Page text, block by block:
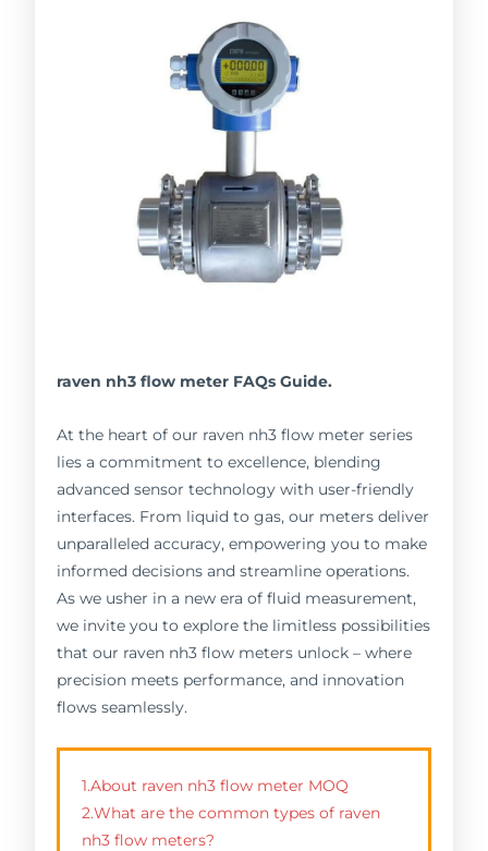
raven nh3 flow meter FAQs Guide.
At the heart of our raven nh3 flow meter series
lies a commitment to excellence, blending
advanced sensor technology with user-friendly
interfaces. From liquid to gas, our meters deliver
unparalleled accuracy, empowering you to make
informed decisions and streamline operations.
As we usher in a new era of fluid measurement,
we invite you to explore the limitless possibilities
that our raven nh3 flow meters unlock – where
precision meets performance, and innovation
flows seamlessly.
1.About raven nh3 flow meter MOQ
2.What are the common types of raven
nh3 flow meters?